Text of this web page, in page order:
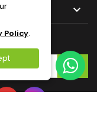

Policy.